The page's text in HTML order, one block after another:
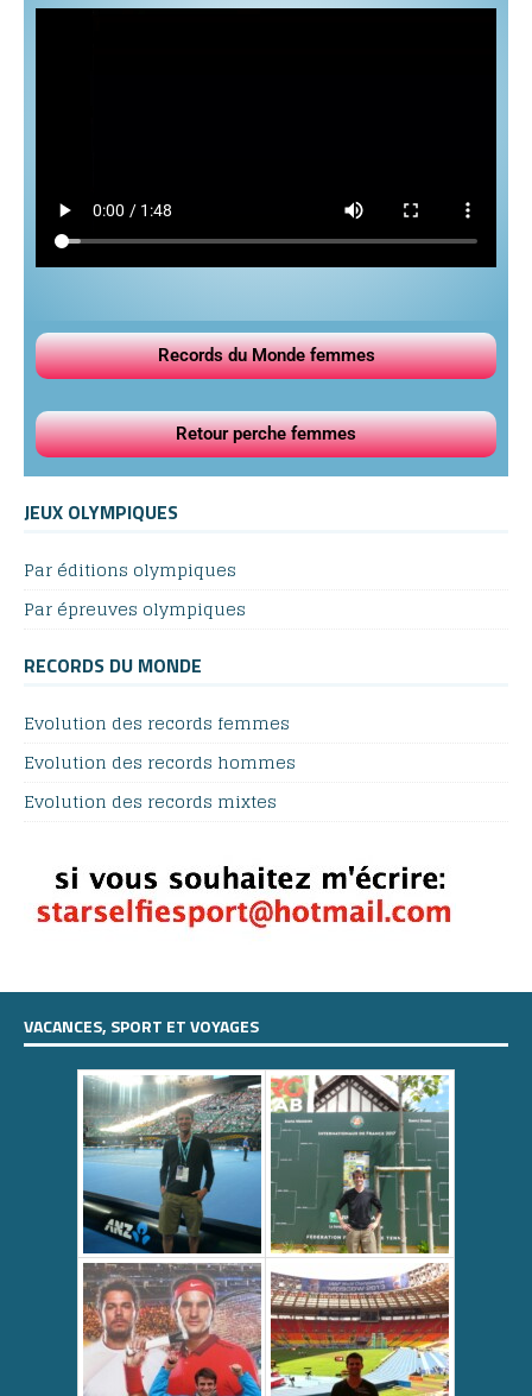
Records du Monde femmes
Retour perche femmes
JEUX OLYMPIQUES
Par éditions olympiques
Par épreuves olympiques
RECORDS DU MONDE
Evolution des records femmes
Evolution des records hommes
Evolution des records mixtes
VACANCES, SPORT ET VOYAGES